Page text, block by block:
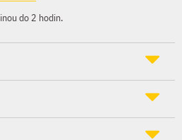
do 2 hodin.